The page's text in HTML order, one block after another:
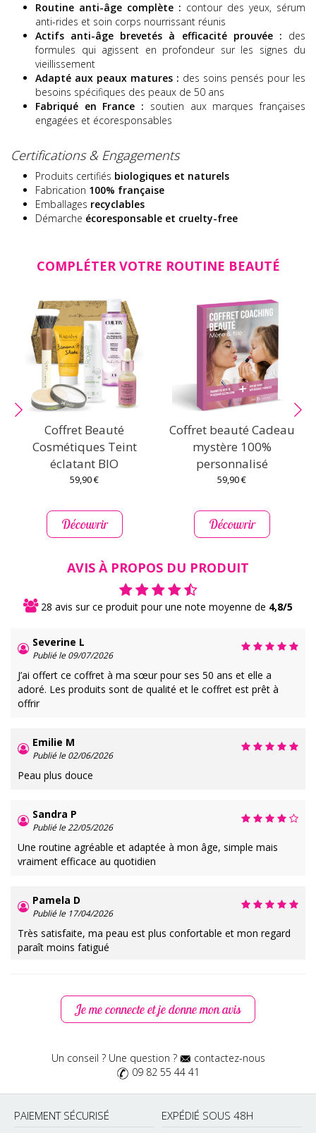
Routine anti-âge complète : contour des yeux, sérum
anti-rides et soin corps nourrissant réunis
Actifs anti-âge brevetés à efficacité prouvée : des
formules qui agissent en profondeur sur les signes du
vieillissement
Adapté aux peaux matures : des soins pensés pour les
besoins spécifiques des peaux de 50 ans
Fabriqué en France : soutien aux marques françaises
engagées et écoresponsables
Certifications & Engagements
Produits certifiés biologiques et naturels
Fabrication 100% française
Emballages recyclables
Démarche écoresponsable et cruelty-free
COMPLÉTER VOTRE ROUTINE BEAUTÉ
Coffret Beauté
Cosmétiques Teint
éclatant BIO
59,90 €
Découvrir
Coffret beauté Cadeau
mystère 100%
personnalisé
59,90 €
Découvrir
AVIS À PROPOS DU PRODUIT
28 avis sur ce produit pour une note moyenne de 4,8/5
Severine L
Publié le 09/07/2026
J’ai offert ce coffret à ma sœur pour ses 50 ans et elle a
adoré. Les produits sont de qualité et le coffret est prêt à
offrir
Emilie M
Publié le 02/06/2026
Peau plus douce
Sandra P
Publié le 22/05/2026
Une routine agréable et adaptée à mon âge, simple mais
vraiment efficace au quotidien
Pamela D
Publié le 17/04/2026
Très satisfaite, ma peau est plus confortable et mon regard
paraît moins fatigué
Publié le 26/03/2026
J’aime beaucoup cette box, elle apporte à la fois du soin et
Je me connecte et je donne mon avis
Un conseil ? Une question ?
contactez-nous
09 82 55 44 41
PAIEMENT SÉCURISÉ EXPÉDIÉ SOUS 48H